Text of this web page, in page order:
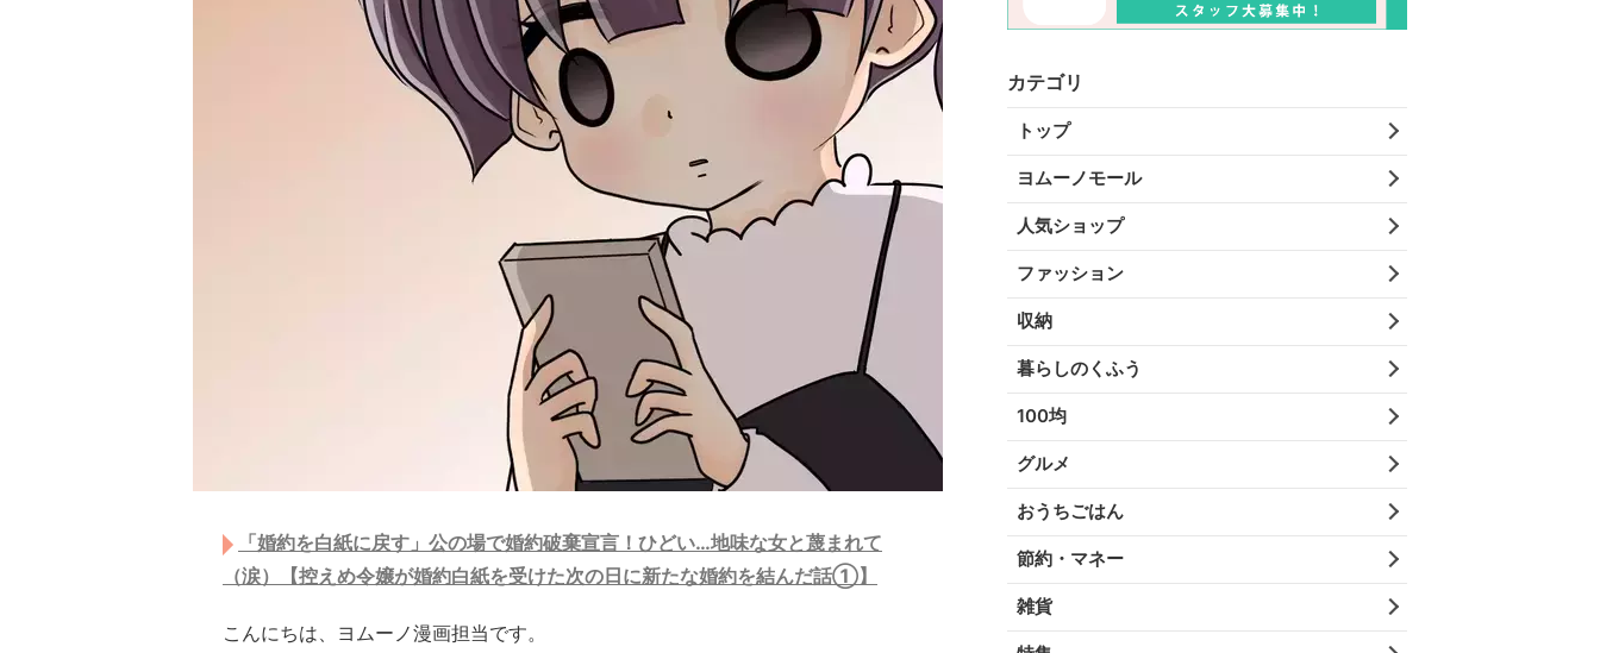
「婚約を白紙に戻す」公の場で婚約破棄宣言！ひどい…地味な女と蔑まれて
（涙）【控えめ令嬢が婚約白紙を受けた次の日に新たな婚約を結んだ話①】
こんにちは、ヨムーノ漫画担当です。
カテゴリ
トップ
ヨムーノモール
人気ショップ
ファッション
収納
暮らしのくふう
100均
グルメ
おうちごはん
節約・マネー
雑貨